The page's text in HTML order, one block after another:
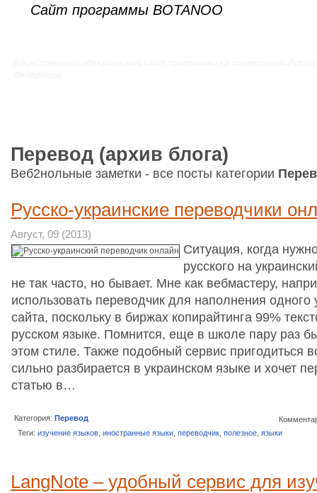
Сайт программы BOTANOO
Перевод (архив блога)
Веб2нольные заметки - все посты категории
Русско-украинские переводчики
Август, 09 (2013)
Ситуация, когда
русского на
не так часто, но бывает. Мне как вебмастеру,
использовать переводчик для наполнения одного
сайта, поскольку в биржах копирайтинга 99%
русском языке. Помнится, еще в школе пару раз
этом стиле. Также подобный сервис пригодиться
сильно разбирается в украинском языке и хочет
статью в…
Категория: Перевод
Теги: изучение языков иностранные языки переводчик полезное языки
LangNote – удобный сервис для